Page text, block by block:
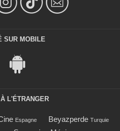
SUR MOBILE
L'ÉTRANGER
Espagne Beyazperde Turquie